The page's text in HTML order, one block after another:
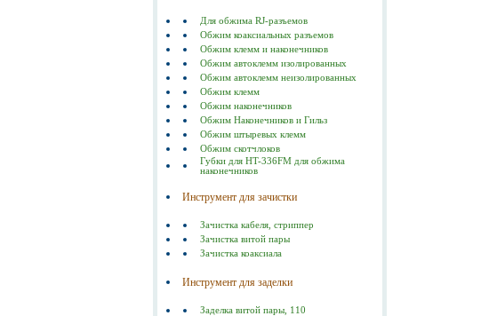
Для обжима RJ-разъемов
Обжим коаксиальных разъемов
Обжим клемм и наконечников
Обжим автоклемм изолированных
Обжим автоклемм неизолированных
Обжим клемм
Обжим наконечников
Обжим Наконечников и Гильз
Обжим штыревых клемм
Обжим скотчлоков
Губки для HT-336FM для обжима
наконечников
Инструмент для зачистки
Зачистка кабеля, стриппер
Зачистка витой пары
Зачистка коаксиала
Инструмент для заделки
Заделка витой пары, 110